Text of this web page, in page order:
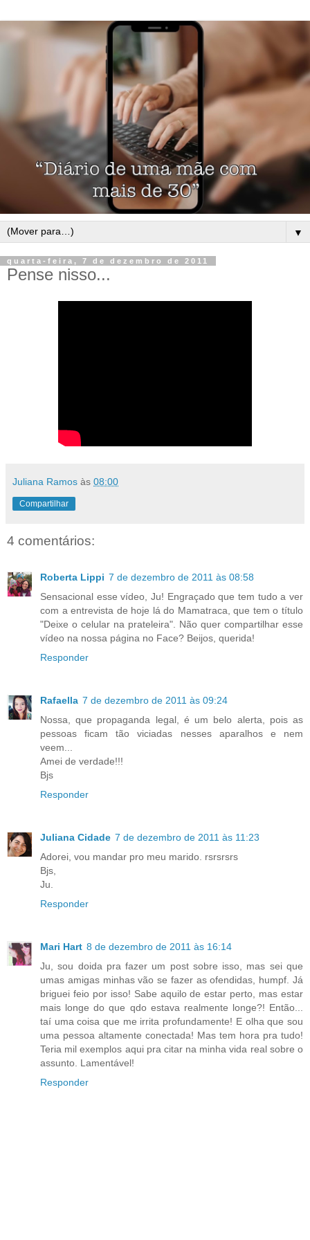
▼
quarta-feira, 7 de dezembro de 2011
Pense nisso...
Juliana Ramos às 08:00
Compartilhar
4 comentários:
Roberta Lippi 7 de dezembro de 2011 às 08:58
Sensacional esse vídeo, Ju! Engraçado que tem tudo a ver
com a entrevista de hoje lá do Mamatraca, que tem o título
"Deixe o celular na prateleira". Não quer compartilhar esse
vídeo na nossa página no Face? Beijos, querida!
Responder
Rafaella 7 de dezembro de 2011 às 09:24
Nossa, que propaganda legal, é um belo alerta, pois as
pessoas ficam tão viciadas nesses aparalhos e nem
veem...
Amei de verdade!!!
Bjs
Responder
Juliana Cidade 7 de dezembro de 2011 às 11:23
Adorei, vou mandar pro meu marido. rsrsrsrs
Bjs,
Ju.
Responder
Mari Hart 8 de dezembro de 2011 às 16:14
Ju, sou doida pra fazer um post sobre isso, mas sei que
umas amigas minhas vão se fazer as ofendidas, humpf. Já
briguei feio por isso! Sabe aquilo de estar perto, mas estar
mais longe do que qdo estava realmente longe?! Então...
taí uma coisa que me irrita profundamente! E olha que sou
uma pessoa altamente conectada! Mas tem hora pra tudo!
Teria mil exemplos aqui pra citar na minha vida real sobre o
assunto. Lamentável!
Responder